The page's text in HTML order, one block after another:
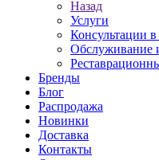
Назад
Услуги
Консультации
Обслуживание
Бренды
Блог
Распродажа
Новинки
Доставка
Контакты